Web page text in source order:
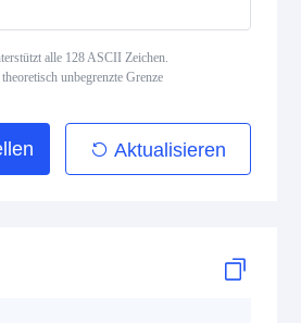
Mod 10)
alle 128 ASCII Zeichen.
unbegrenzte Grenze
Aktualisieren